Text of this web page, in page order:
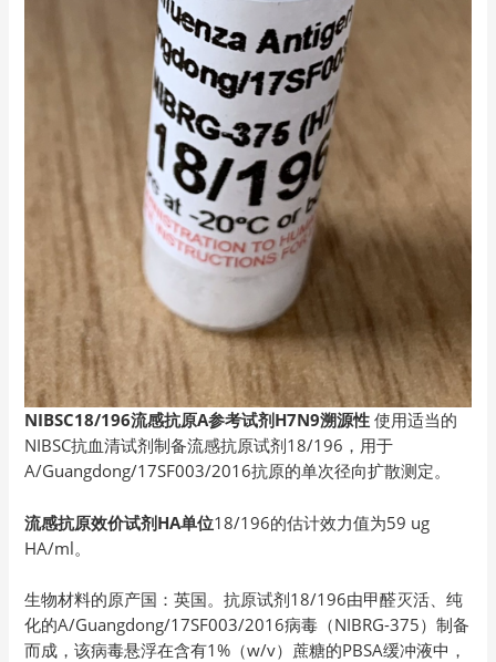
NIBSC18/196流感抗原A参考试剂H7N9溯源性 使用适当的
NIBSC抗血清试剂制备流感抗原试剂18/196，用于
A/Guangdong/17SF003/2016抗原的单次径向扩散测定。
流感抗原效价试剂HA单位18/196的估计效力值为59 ug
HA/ml。
生物材料的原产国：英国。抗原试剂18/196由甲醛灭活、纯
化的A/Guangdong/17SF003/2016病毒（NIBRG-375）制备
而成，该病毒悬浮在含有1%（w/v）蔗糖的PBSA缓冲液中，